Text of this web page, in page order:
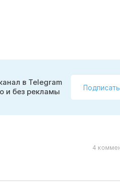
в Telegram
и без рекламы
4